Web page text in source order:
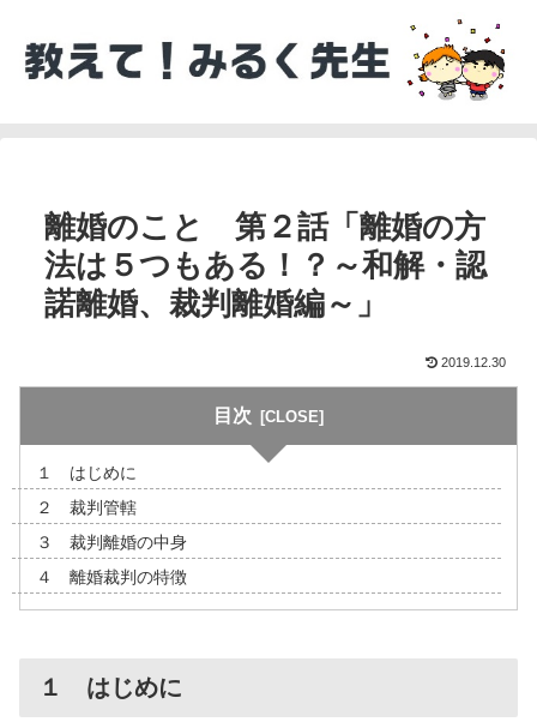
離婚のこと 第２話「離婚の方
法は５つもある！？～和解・認
諾離婚、裁判離婚編～」
2019.12.30
目次
１ はじめに
２ 裁判管轄
３ 裁判離婚の中身
４ 離婚裁判の特徴
１ はじめに